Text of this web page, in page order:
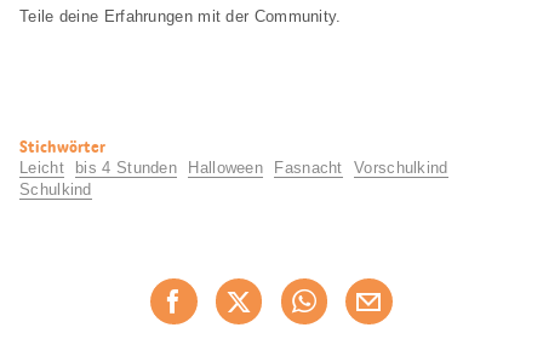
Teile deine Erfahrungen mit der Community.
Nützliche
Informationen
Stichwörter
Leicht bis 4 Stunden Halloween Fasnacht
Vorschulkind
Schulkind
Jetzt weiterempfehlen